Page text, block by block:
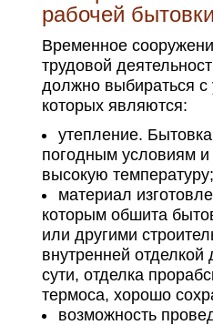
рабочей
Временное
трудовой
должно выбираться с
которых являются:
утепление.
погодным условиям и
высокую температуру;
материал
которым обшита
или другими
внутренней
сути, отделка
термоса, хорошо
возможность